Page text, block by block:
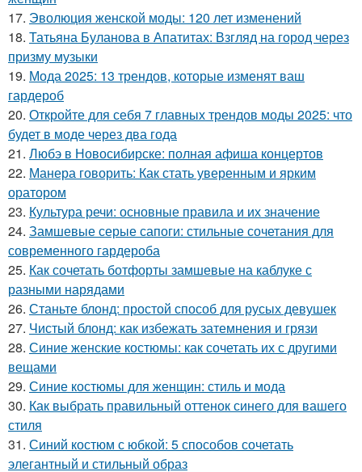
17. Эволюция женской моды: 120 лет изменений
18. Татьяна Буланова в Апатитах: Взгляд на город через
призму музыки
19. Мода 2025: 13 трендов, которые изменят ваш
гардероб
20. Откройте для себя 7 главных трендов моды 2025: что
будет в моде через два года
21. Любэ в Новосибирске: полная афиша концертов
22. Манера говорить: Как стать уверенным и ярким
оратором
23. Культура речи: основные правила и их значение
24. Замшевые серые сапоги: стильные сочетания для
современного гардероба
25. Как сочетать ботфорты замшевые на каблуке с
разными нарядами
26. Станьте блонд: простой способ для русых девушек
27. Чистый блонд: как избежать затемнения и грязи
28. Синие женские костюмы: как сочетать их с другими
вещами
29. Синие костюмы для женщин: стиль и мода
30. Как выбрать правильный оттенок синего для вашего
стиля
31. Синий костюм с юбкой: 5 способов сочетать
элегантный и стильный образ